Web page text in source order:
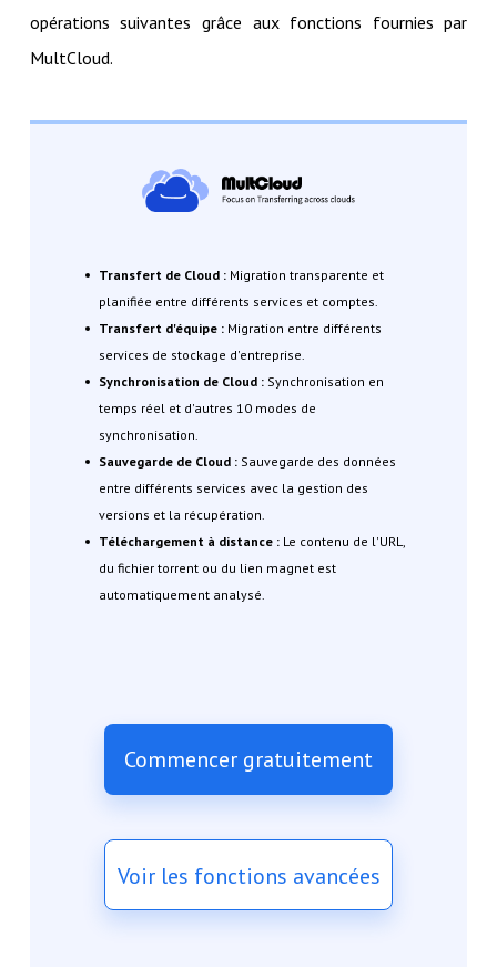
opérations suivantes grâce aux fonctions fournies par
MultCloud.
Transfert de Cloud : Migration transparente et
planifiée entre différents services et comptes.
Transfert d'équipe : Migration entre différents
services de stockage d'entreprise.
Synchronisation de Cloud : Synchronisation en
temps réel et d'autres 10 modes de
synchronisation.
Sauvegarde de Cloud : Sauvegarde des données
entre différents services avec la gestion des
versions et la récupération.
Téléchargement à distance : Le contenu de l'URL,
du fichier torrent ou du lien magnet est
automatiquement analysé.
Commencer gratuitement
Voir les fonctions avancées